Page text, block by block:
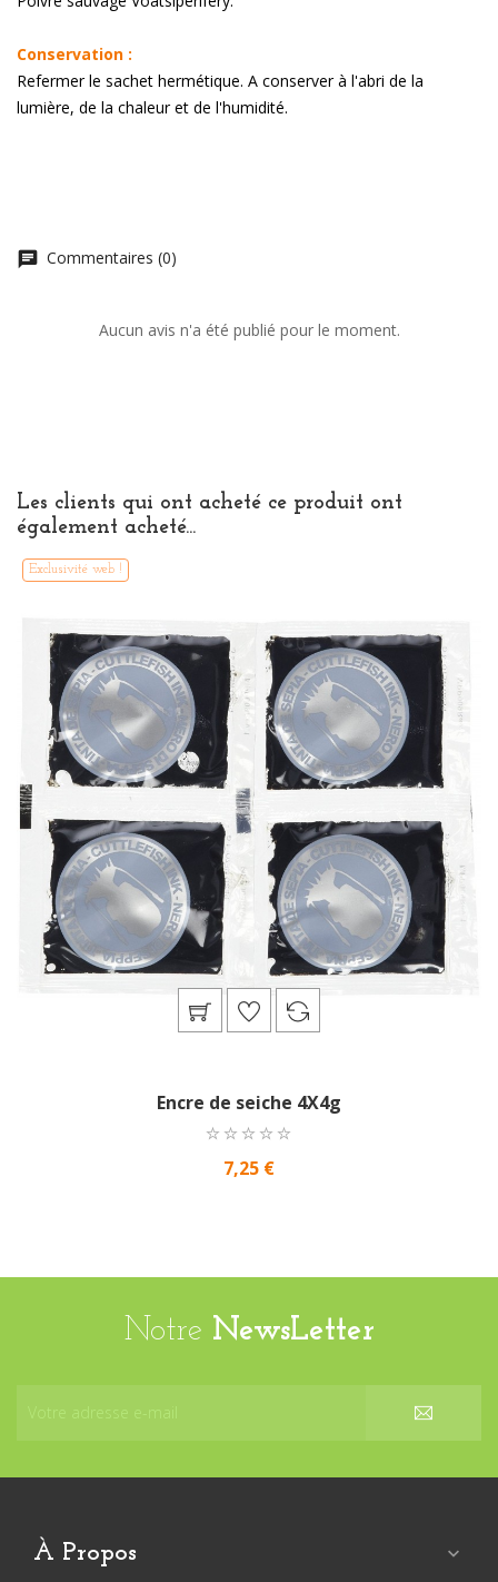
Conservation :
Refermer le sachet hermétique. A conserver à l'abri de la
lumière, de la chaleur et de l'humidité.
chat Commentaires (0)
Aucun avis n'a été publié pour le moment.
Les clients qui ont acheté ce produit ont
également acheté...
Encre de seiche 4X4g
7,25 €
Exclusivité web !
Notre NewsLetter
À Propos 